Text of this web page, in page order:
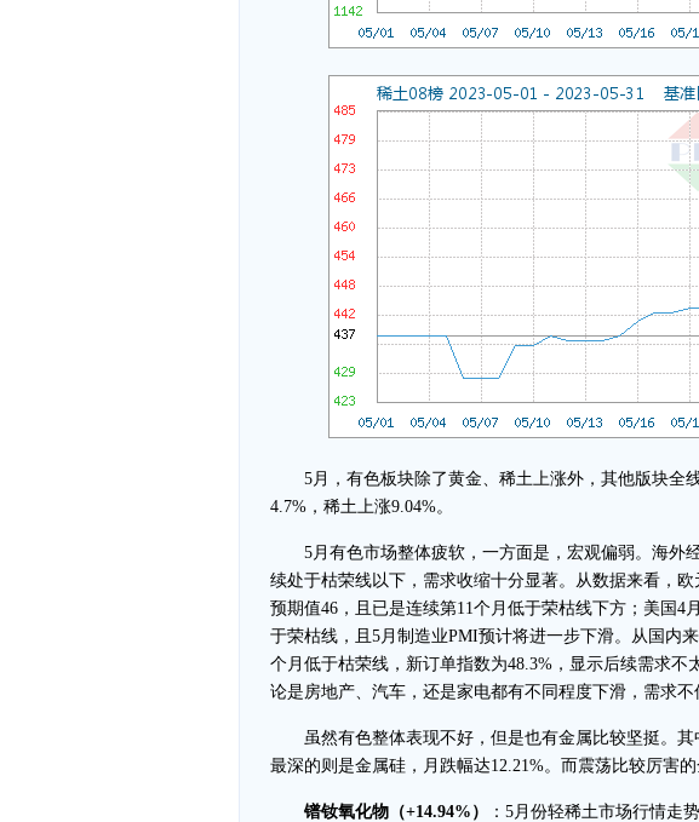
5月，有色板块除了黄金、稀土上涨外，其他版块全
4.7%，稀土上涨9.04%。
5月有色市场整体疲软，一方面是，宏观偏弱。海外
续处于枯荣线以下，需求收缩十分显著。从数据来看，
预期值46，且已是连续第11个月低于荣枯线下方；美国4
于荣枯线，且5月制造业PMI预计将进一步下滑。从国内
个月低于枯荣线，新订单指数为48.3%，显示后续需求
论是房地产、汽车，还是家电都有不同程度下滑，需求不
虽然有色整体表现不好，但是也有金属比较坚挺。其
最深的则是金属硅，月跌幅达12.21%。而震荡比较厉害的
镨钕氧化物（+14.94%）
：5月份轻稀土市场行情走